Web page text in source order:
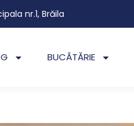
nr.1, Brăila
BUCĂTĂRIE